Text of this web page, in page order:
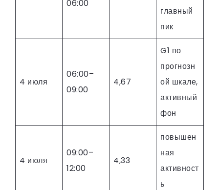
06:00
главный
пик
4 июля
06:00–
09:00
4,67
G1 по
прогнозн
ой шкале,
активный
фон
4 июля
09:00–
12:00
4,33
повышен
ная
активност
ь